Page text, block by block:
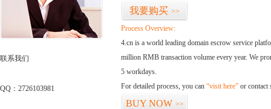
联系我们
QQ：2726103981
我要购买 >>
Process Overview:
4.cn is a world leading domain escrow service
million RMB transaction volume every year. We
5 workdays.
For detailed process, you can “visit here” or contact
BUY NOW >>